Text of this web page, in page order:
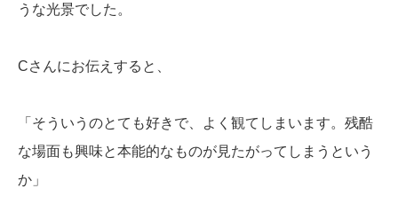
うな光景でした。
Cさんにお伝えすると、
「そういうのとても好きで、よく観てしまいます。残酷
な場面も興味と本能的なものが見たがってしまうという
か」